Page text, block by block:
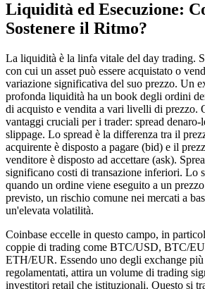
Liquidità ed Esecuzione:
Sostenere il Ritmo?
La liquidità è la linfa vitale del day trading.
con cui un asset può essere acquistato o
variazione significativa del suo prezzo. Un
profonda liquidità ha un book degli ordini
di acquisto e vendita a vari livelli di prezzo.
vantaggi cruciali per i trader: spread denaro-
slippage. Lo spread è la differenza tra il
acquirente è disposto a pagare (bid) e il
venditore è disposto ad accettare (ask).
significano costi di transazione inferiori. Lo
quando un ordine viene eseguito a un
previsto, un rischio comune nei mercati a
un'elevata volatilità.
Coinbase eccelle in questo campo, in
coppie di trading come BTC/USD, BTC/
ETH/EUR. Essendo uno degli exchange
regolamentati, attira un volume di trading
investitori retail che istituzionali. Questo si